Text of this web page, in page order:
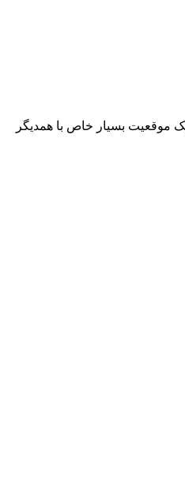
زندگی میکنند. حالا آنها در یک موقعیت بسیار خاص با همدیگر